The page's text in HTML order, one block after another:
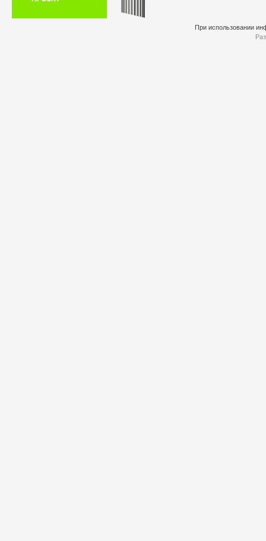
При использовании